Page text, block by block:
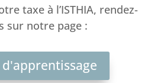
taxe à l’ISTHIA, rendez-
sur notre page :
d'apprentissage